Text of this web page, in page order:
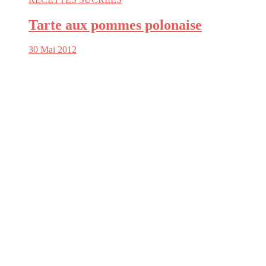
Tarte aux pommes polonaise
30 Mai 2012